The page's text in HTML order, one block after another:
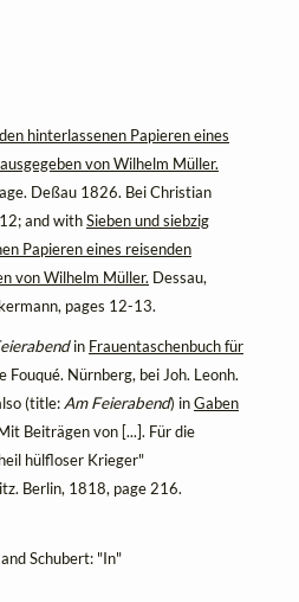
hinterlassenen Papieren eines
von Wilhelm Müller.
Deßau 1826. Bei Christian
and withSieben und siebzig
Papieren eines reisenden
von Wilhelm Müller. Dessau,
pages 12-13.
in Frauentaschenbuch für
Fouqué. Nürnberg, bei Joh. Leonh.
(title:Am Feierabend) inGaben
Beiträgen von [...]. Für die
hülfloser Krieger"
Berlin, 1818, page 216.
Schubert: "In"